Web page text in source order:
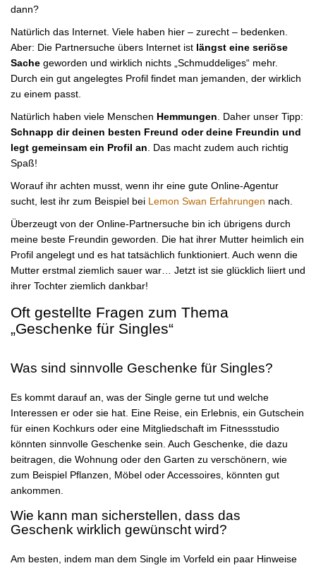
dann?
Natürlich das Internet. Viele haben hier – zurecht – bedenken.
Aber: Die Partnersuche übers Internet ist längst eine seriöse
Sache geworden und wirklich nichts „Schmuddeliges“ mehr.
Durch ein gut angelegtes Profil findet man jemanden, der wirklich
zu einem passt.
Natürlich haben viele Menschen Hemmungen . Daher unser Tipp:
Schnapp dir deinen besten Freund oder deine Freundin und
legt gemeinsam ein Profil an . Das macht zudem auch richtig
Spaß!
Worauf ihr achten musst, wenn ihr eine gute Online-Agentur
sucht, lest ihr zum Beispiel bei Lemon Swan Erfahrungen nach.
Überzeugt von der Online-Partnersuche bin ich übrigens durch
meine beste Freundin geworden. Die hat ihrer Mutter heimlich ein
Profil angelegt und es hat tatsächlich funktioniert. Auch wenn die
Mutter erstmal ziemlich sauer war… Jetzt ist sie glücklich liiert und
ihrer Tochter ziemlich dankbar!
Oft gestellte Fragen zum Thema
„Geschenke für Singles“
Was sind sinnvolle Geschenke für Singles?
Es kommt darauf an, was der Single gerne tut und welche
Interessen er oder sie hat. Eine Reise, ein Erlebnis, ein Gutschein
für einen Kochkurs oder eine Mitgliedschaft im Fitnessstudio
könnten sinnvolle Geschenke sein. Auch Geschenke, die dazu
beitragen, die Wohnung oder den Garten zu verschönern, wie
zum Beispiel Pflanzen, Möbel oder Accessoires, könnten gut
ankommen.
Wie kann man sicherstellen, dass das
Geschenk wirklich gewünscht wird?
Am besten, indem man dem Single im Vorfeld ein paar Hinweise